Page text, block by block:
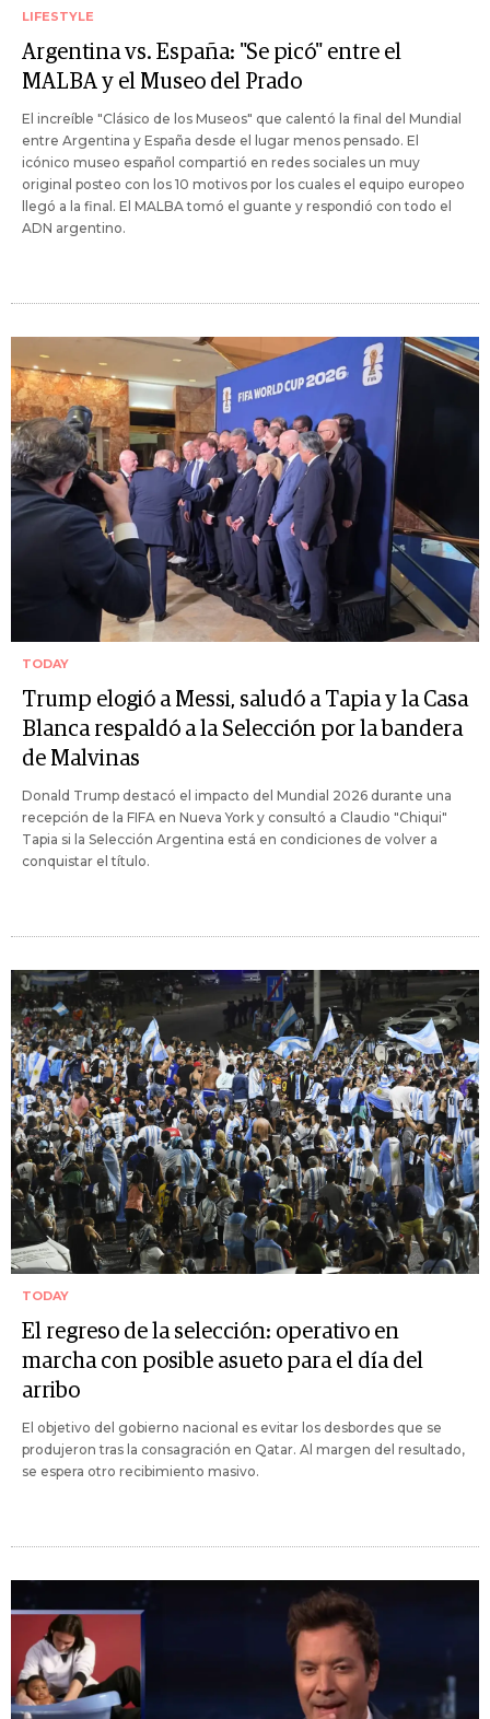
LIFESTYLE
Argentina vs. España: "Se picó" entre el
MALBA y el Museo del Prado
El increíble "Clásico de los Museos" que calentó la final del Mundial
entre Argentina y España desde el lugar menos pensado. El
icónico museo español compartió en redes sociales un muy
original posteo con los 10 motivos por los cuales el equipo europeo
llegó a la final. El MALBA tomó el guante y respondió con todo el
ADN argentino.
TODAY
Trump elogió a Messi, saludó a Tapia y la Casa
Blanca respaldó a la Selección por la bandera
de Malvinas
Donald Trump destacó el impacto del Mundial 2026 durante una
recepción de la FIFA en Nueva York y consultó a Claudio "Chiqui"
Tapia si la Selección Argentina está en condiciones de volver a
conquistar el título.
TODAY
El regreso de la selección: operativo en
marcha con posible asueto para el día del
arribo
El objetivo del gobierno nacional es evitar los desbordes que se
produjeron tras la consagración en Qatar. Al margen del resultado,
se espera otro recibimiento masivo.